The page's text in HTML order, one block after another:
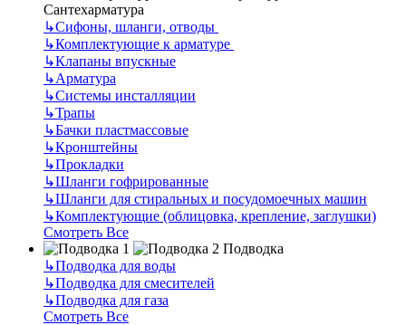
Сантехарматура
↳Сифоны, шланги, отводы
↳Комплектующие к арматуре
↳Клапаны впускные
↳Арматура
↳Системы инсталляции
↳Трапы
↳Бачки пластмассовые
↳Кронштейны
↳Прокладки
↳Шланги гофрированные
↳Шланги для стиральных и посудомоечных машин
↳Комплектующие (облицовка, крепление, заглушки)
Смотреть Все
Подводка
↳Подводка для воды
↳Подводка для смесителей
↳Подводка для газа
Смотреть Все